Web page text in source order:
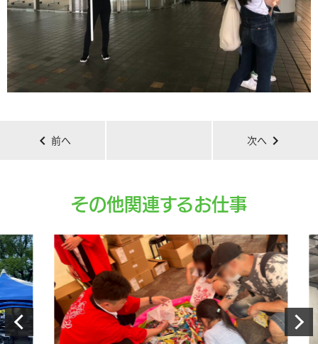
chevron_left 前へ 次へ chevron_right
その他関連するお仕事